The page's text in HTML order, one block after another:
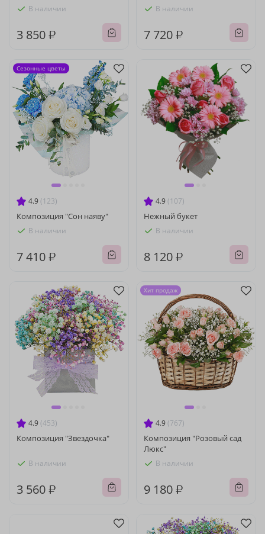
В наличии
3 850 ₽
В наличии
7 720 ₽
4.9 (123)
Композиция "Сон наяву"
В наличии
7 410 ₽
Сезонные цветы
4.9 (107)
Нежный букет
В наличии
8 120 ₽
4.9 (453)
Композиция "Звездочка"
В наличии
3 560 ₽
4.9 (767)
Композиция "Розовый сад
Люкс"
В наличии
9 180 ₽
Хит продаж